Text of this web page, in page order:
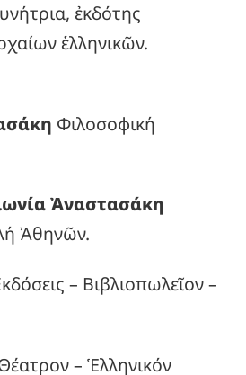
ἐκδότης
ἑλληνικῶν.
Φιλοσοφική
Ἀναστασάκη
Ἀθηνῶν.
– Βιβλιοπωλεῖον –
– Ἑλληνικόν